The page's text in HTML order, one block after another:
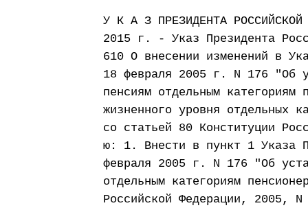
У К А З ПРЕЗИДЕНТА
2015 г. - Указ Президента
610 О внесении изменений в
18 февраля 2005 г. N 176 "Об
пенсиям отдельным категориям
жизненного уровня отдельных
со статьей 80 Конституции
ю: 1. Внести в пункт 1 Указа
февраля 2005 г. N 176 "Об
отдельным категориям
Российской Федерации, 2005,